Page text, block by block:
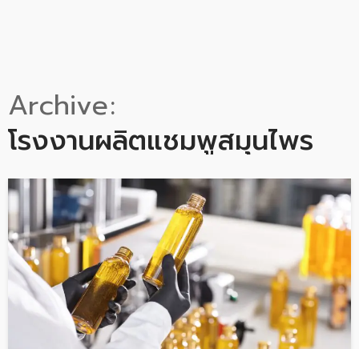
Archive
โรงงานผลิตแชมพูสมุนไพร